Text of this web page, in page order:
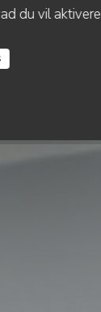
du vil aktivere